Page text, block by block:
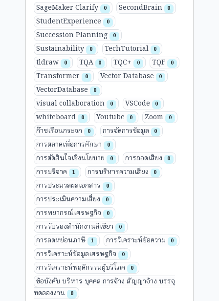
SageMaker Clarify 0 SecondBrain 0
StudentExperience 0
Succession Planning 0
Sustainability 0 TechTutorial 0
tldraw 0 TQA 0 TQC+ 0 TQF 0
Transformer 0 Vector Database 0
VectorDatabase 0
visual collaboration 0 VSCode 0
whiteboard 0 Youtube 0 Zoom 0
ก๊าซเรือนกระจก 0 การจัดการข้อมูล 0
การตลาดเพื่อการศึกษา 0
การตัดสินใจเชิงนโยบาย 0 การถอดเสียง 0
การบริจาค 1 การบริหารความเสี่ยง 0
การประมวลผลเอกสาร 0
การประเมินความเสี่ยง 0
การพยากรณ์เศรษฐกิจ 0
การรับรองสำนักงานสีเขียว 0
การลดหย่อนภาษี 1 การวิเคราะห์ข้อความ 0
การวิเคราะห์ข้อมูลเศรษฐกิจ 0
การวิเคราะห์พฤติกรรมผู้บริโภค 0
ข้อบังคับ บริหาร บุคคล การจ้าง สัญญาจ้าง บรรจุ
ทดลองงาน
0